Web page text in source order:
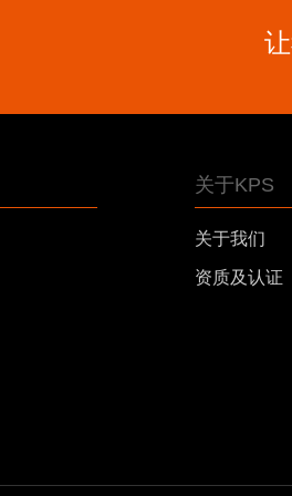
关于KPS
关于我们
资质及认证